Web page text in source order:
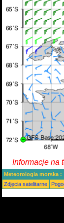
Informacje na
Meteorologia morska :
Zdjęcia satelitarne